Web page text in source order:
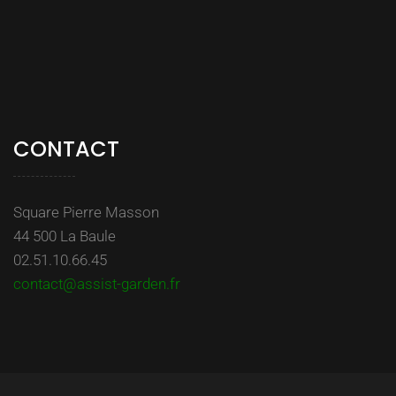
CONTACT
Square Pierre Masson
44 500 La Baule
02.51.10.66.45
contact@assist-garden.fr